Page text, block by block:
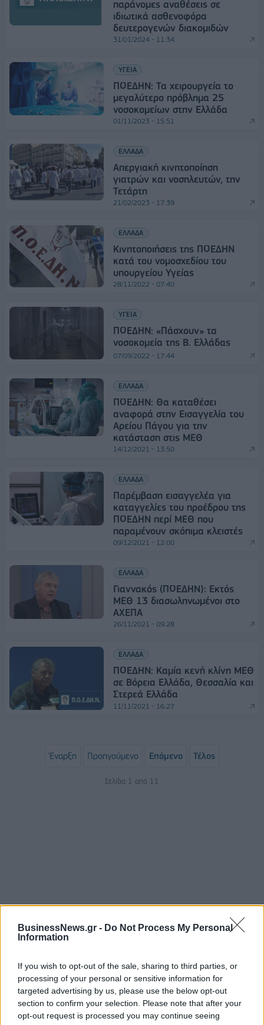
BusinessNews.gr - Do Not Process My Personal
Information
If you wish to opt-out of the sale, sharing to third parties, or
processing of your personal or sensitive information for
targeted advertising by us, please use the below opt-out
section to confirm your selection. Please note that after your
opt-out request is processed you may continue seeing
παράνομες αναθέσεις σε
ιδιωτικά ασθενοφόρα
δευτερογενών διακομιδών
31/01/2024 - 11:34
ΥΓΕΙΑ
ΠΟΕΔΗΝ: Τα χειρουργεία το
μεγαλύτερο πρόβλημα 25
νοσοκομείων στην Ελλάδα
01/11/2023 - 15:51
ΕΛΛΑΔΑ
Απεργιακή κινητοποίηση
γιατρών και νοσηλευτών, την
Τετάρτη
21/02/2023 - 17:39
ΕΛΛΑΔΑ
Κινητοποιήσεις της ΠΟΕΔΗΝ
κατά του νομοσχεδίου του
υπουργείου Υγείας
28/11/2022 - 07:40
ΥΓΕΙΑ
ΠΟΕΔΗΝ: «Πάσχουν» τα
νοσοκομεία της Β. Ελλάδας
07/09/2022 - 17:44
ΕΛΛΑΔΑ
ΠΟΕΔΗΝ: Θα καταθέσει
αναφορά στην Εισαγγελία του
Αρείου Πάγου για την
κατάσταση στις ΜΕΘ
14/12/2021 - 13:50
ΕΛΛΑΔΑ
Παρέμβαση εισαγγελέα για
καταγγελίες του προέδρου της
ΠΟΕΔΗΝ περί ΜΕΘ που
παραμένουν σκόπιμα κλειστές
09/12/2021 - 12:00
ΕΛΛΑΔΑ
Γιαννακός (ΠΟΕΔΗΝ): Εκτός
ΜΕΘ 13 διασωληνωμένοι στο
ΑΧΕΠΑ
26/11/2021 - 09:28
ΕΛΛΑΔΑ
ΠΟΕΔΗΝ: Καμία κενή κλίνη ΜΕΘ
σε Βόρεια Ελλάδα, Θεσσαλία και
Στερεά Ελλάδα
11/11/2021 - 16:27
Έναρξη Προηγούμενο Επόμενο Τέλος
Σελίδα 1 από 11
ΡΟΗ ΕΙΔΗΣΕΩΝ
Σαουδική Αραβία, Τουρκία και Πακιστάν
υπογράφουν κοινή αμυντική συμφωνία
07/08/2026 - 13:47 ΚΟΣΜΟΣ
Αναστολή λειτουργίας του αιολικού πάρκου στη